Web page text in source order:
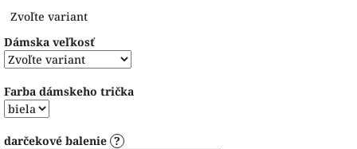
cena:
Zvoľte variant
Dámska veľkosť
Farba dámskeho trička
darčekové balenie ?